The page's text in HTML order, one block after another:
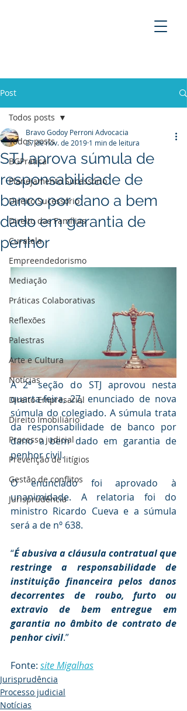
Post
Todos posts
BGPrática
Planejamento Sucessório
Direito Sucessório
Direito das Famílias
Curatela
Empreendedorismo
Mediaçāo
Práticas Colaborativas
Reflexões
Palestras
Arte e Cultura
Notícias
Direito Empresarial
Direito Imobiliário
Processo judicial
Prevenção de litígios
Gestāo de conflitos
Jurisprudência
Todos posts
STJ aprova súmula de
responsabilidade de
banco por dano a bem
dado em garantia de
penhor
Bravo Godoy Perroni Advocacia
27 de nov. de 2019 1 min de leitura
A 2ª seção do STJ aprovou nesta
quarta-feira, 27, enunciado de nova
súmula do colegiado. A súmula trata
da responsabilidade de banco por
dano a bem dado em garantia de
penhor civil.
O enunciado foi aprovado à
unanimidade. A relatoria foi do
ministro Ricardo Cueva e a súmula
será a de nº 638.
“É abusiva a cláusula contratual que
restringe a responsabilidade de
instituição financeira pelos danos
decorrentes de roubo, furto ou
extravio de bem entregue em
garantia no âmbito de contrato de
penhor civil.”
Fonte: site Migalhas
Jurisprudência
Processo judicial
Notícias